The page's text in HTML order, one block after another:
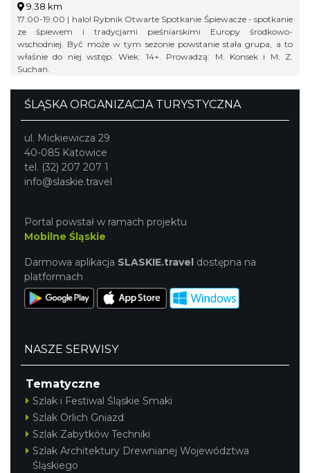
9.38 km
17:00-19:00 | halo! Rybnik Otwarte Spotkanie Śpiewacze - spotkanie
ze śpiewem i tradycjami pieśniarskimi Europy środkowo-
wschodniej. Być może w tym sezonie powstanie stała grupa, a to
właśnie do niej wstęp. Wiek: 14+. Prowadzą: M. Konsek i M. Z.
Suchan.
ŚLĄSKA ORGANIZACJA TURYSTYCZNA
ul. Mickiewicza 29
40-085 Katowice
tel. (32) 207 207 1
info@slaskie.travel
Portal powstał w ramach projektu
Mobilne Śląskie
Darmowa aplikacja SLASKIE.travel dostępna na
platformach
NASZE SERWISY
Tematyczne
Szlak i Festiwal Śląskie Smaki
Szlak Orlich Gniazd
Szlak Zabytków Techniki
Szlak Architektury Drewnianej Województwa
Śląskiego